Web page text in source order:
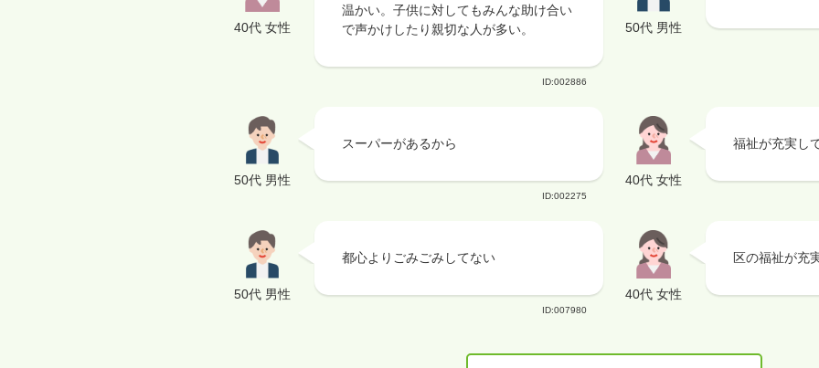
40代 女性
温かい。子供に対してもみんな助け合い
で声かけしたり親切な人が多い。
ID:002886
50代 男性
50代 男性
スーパーがあるから
ID:002275
40代 女性
福祉が充実し
50代 男性
都心よりごみごみしてない
ID:007980
40代 女性
区の福祉が充